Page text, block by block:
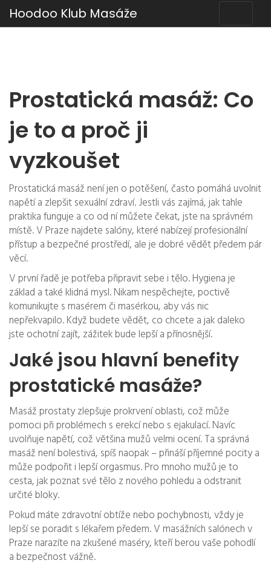
Hoodoo Klub Masáže
Prostatická masáž: Co
je to a proč ji
vyzkoušet
Prostatická masáž není jen o potěšení, často pomáhá uvolnit
napětí a zlepšit sexuální zdraví. Jestli vás zajímá, jak tahle
praktika funguje a co od ní můžete čekat, jste na správném
místě. V Praze najdete salóny, které nabízejí profesionální
přístup a bezpečné prostředí, ale je dobré vědět předem pár
věcí.
V první řadě je potřeba připravit sebe i tělo. Hygiena je
základ a také klidná mysl. Nikam nespěchejte, poctivě
komunikujte s masérem či masérkou, aby vás nic
nepřekvapilo. Když budete vědět, co chcete a jak daleko
jste ochotní zajít, zážitek bude lepší a přínosnější.
Jaké jsou hlavní benefity
prostatické masáže?
Masáž prostaty zlepšuje prokrvení oblasti, což může
pomoci při problémech s erekcí nebo s ejakulací. Navíc
uvolňuje napětí, což většina mužů velmi ocení. Ta správná
masáž není bolestivá, spíš naopak – přináší příjemné pocity a
může podpořit i lepší orgasmus. Pro mnoho mužů je to
cesta, jak poznat své tělo z nového pohledu a odstranit
určité bloky.
Pokud máte zdravotní obtíže nebo pochybnosti, vždy je
lepší se poradit s lékařem předem. V masážních salónech v
Praze narazíte na zkušené maséry, kteří berou vaše pohodlí
a bezpečnost vážně.